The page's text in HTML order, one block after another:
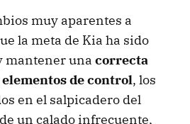
muy aparentes a
la meta de Kia ha sido
mantener una correcta
de control, los
en el salpicadero del
un calado infrecuente,